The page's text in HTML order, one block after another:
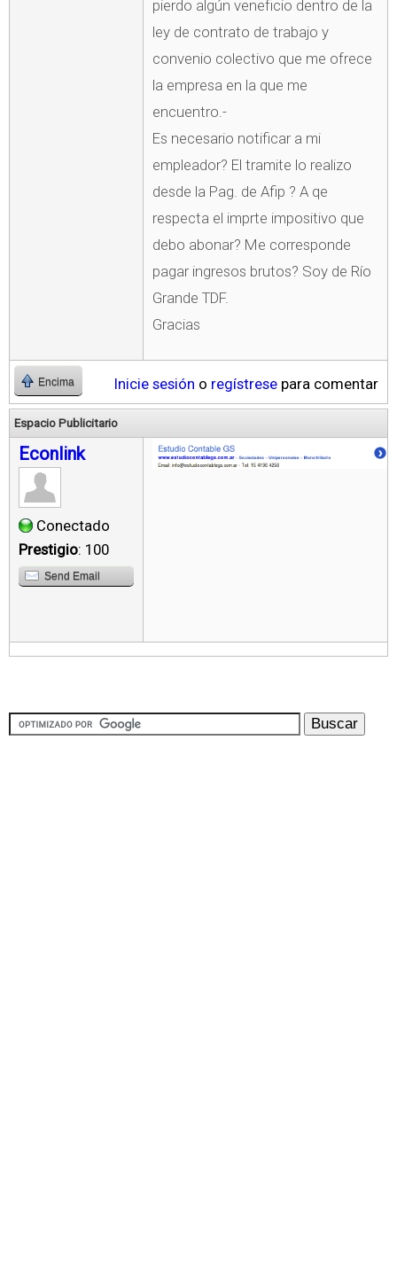
pierdo algún veneficio dentro de la
ley de contrato de trabajo y
convenio colectivo que me ofrece
la empresa en la que me
encuentro.-
Es necesario notificar a mi
empleador? El tramite lo realizo
desde la Pag. de Afip ? A qe
respecta el imprte impositivo que
debo abonar? Me corresponde
pagar ingresos brutos? Soy de Río
Grande TDF.
Gracias
Encima Inicie sesión o regístrese para comentar
Espacio Publicitario
Econlink
Conectado
Prestigio: 100
Send Email